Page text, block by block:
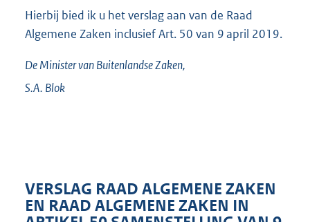
Hierbij bied ik u het verslag aan van de Raad
Algemene Zaken inclusief Art. 50 van 9 april 2019.
De Minister van Buitenlandse Zaken,
S.A. Blok
VERSLAG RAAD ALGEMENE ZAKEN
EN RAAD ALGEMENE ZAKEN IN